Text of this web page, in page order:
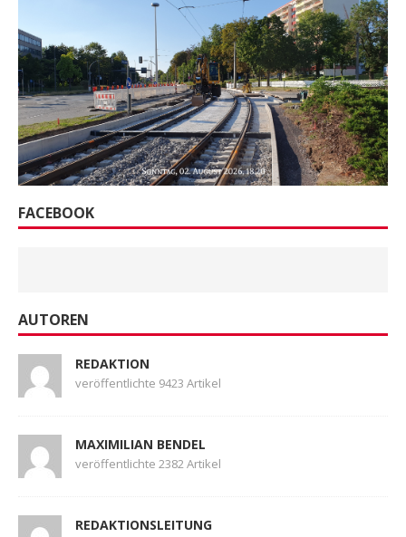
FACEBOOK
AUTOREN
REDAKTION
veröffentlichte 9423 Artikel
MAXIMILIAN BENDEL
veröffentlichte 2382 Artikel
REDAKTIONSLEITUNG